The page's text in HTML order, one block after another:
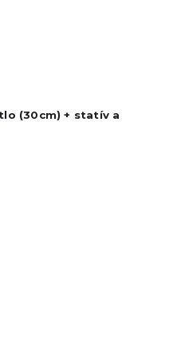
6,3" kruhové